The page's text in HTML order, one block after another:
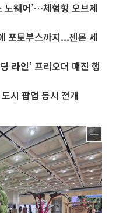
노웨어’…체험형 오브제
포토부스까지...젠몬 세
라인’ 프리오더 매진 행
시 팝업 동시 전개